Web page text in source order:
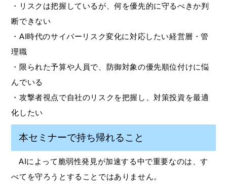
・リスクは把握しているが、何を優先的に守るべきか判
断できない
・AI時代のサイバーリスク変化に対応したい経営層・管
理職
・限られた予算や人員で、防御対象の優先順位付けに悩
んでいる
・攻撃者視点で自社のリスクを把握し、対策投資を最適
化したい
本セミナーで持ち帰れること
AIによって脆弱性発見が加速する中で重要なのは、す
べてを守ろうとすることではありません。